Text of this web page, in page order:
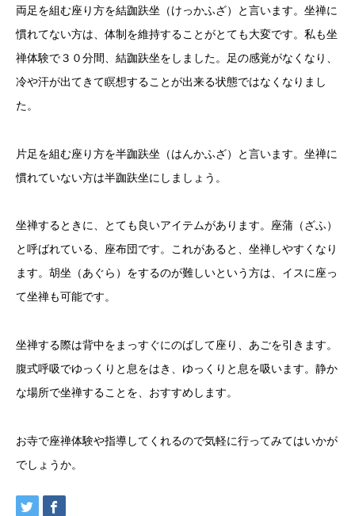
両足を組む座り方を結跏趺坐（けっかふざ）と言います。坐禅に
慣れてない方は、体制を維持することがとても大変です。私も坐
禅体験で３０分間、結跏趺坐をしました。足の感覚がなくなり、
冷や汗が出てきて瞑想することが出来る状態ではなくなりまし
た。
片足を組む座り方を半跏趺坐（はんかふざ）と言います。坐禅に
慣れていない方は半跏趺坐にしましょう。
坐禅するときに、とても良いアイテムがあります。座蒲（ざふ）
と呼ばれている、座布団です。これがあると、坐禅しやすくなり
ます。胡坐（あぐら）をするのが難しいという方は、イスに座っ
て坐禅も可能です。
坐禅する際は背中をまっすぐにのばして座り、あごを引きます。
腹式呼吸でゆっくりと息をはき、ゆっくりと息を吸います。静か
な場所で坐禅することを、おすすめします。
お寺で座禅体験や指導してくれるので気軽に行ってみてはいかが
でしょうか。